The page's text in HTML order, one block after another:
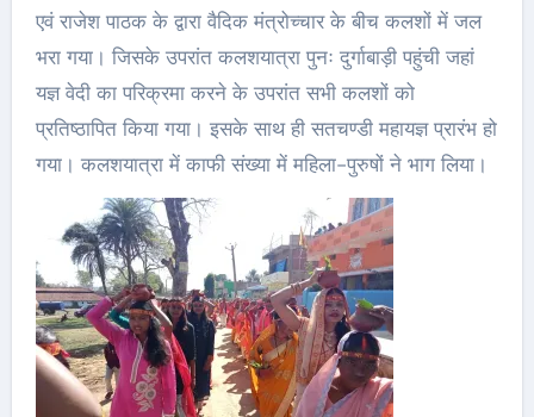
एवं राजेश पाठक के द्वारा वैदिक मंत्रोच्चार के बीच कलशों में जल
भरा गया। जिसके उपरांत कलशयात्रा पुनः दुर्गाबाड़ी पहुंची जहां
यज्ञ वेदी का परिक्रमा करने के उपरांत सभी कलशों को
प्रतिष्ठापित किया गया। इसके साथ ही सतचण्डी महायज्ञ प्रारंभ हो
गया। कलशयात्रा में काफी संख्या में महिला-पुरुषों ने भाग लिया।